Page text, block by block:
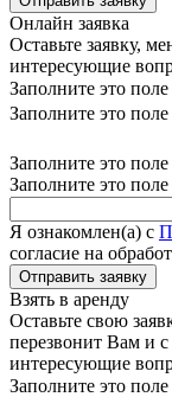
Онлайн заявка
Оставьте заявку,
интересующие
Заполните это поле
Заполните это поле
Заполните это поле
Заполните это поле
Я ознакомлен(а) с
согласие на
Взять в аренду
Оставьте свою
перезвонит Вам и с
интересующие
Заполните это поле